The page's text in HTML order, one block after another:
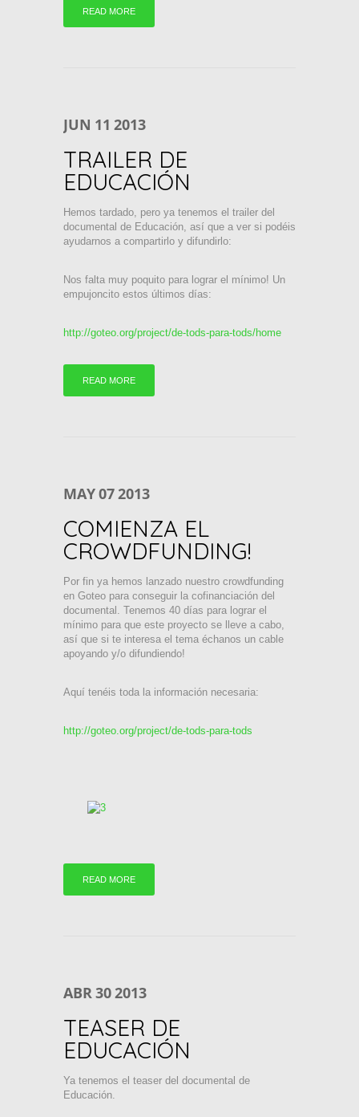
READ MORE
JUN 11 2013
TRAILER DE
EDUCACIÓN
Hemos tardado, pero ya tenemos el trailer del
documental de Educación, así que a ver si podéis
ayudarnos a compartirlo y difundirlo:
Nos falta muy poquito para lograr el mínimo! Un
empujoncito estos últimos días:
http://goteo.org/project/de-tods-para-tods/home
READ MORE
MAY072013
COMIENZA EL
CROWDFUNDING!
Por fin ya hemos lanzado nuestro crowdfunding
en Goteo para conseguir la cofinanciación del
documental. Tenemos 40 días para lograr el
mínimo para que este proyecto se lleve a cabo,
así que si te interesa el tema échanos un cable
apoyando y/o difundiendo!
Aquí tenéis toda la información necesaria:
http://goteo.org/project/de-tods-para-tods
READ MORE
ABR302013
TEASER DE
EDUCACIÓN
Ya tenemos el teaser del documental de
Educación.